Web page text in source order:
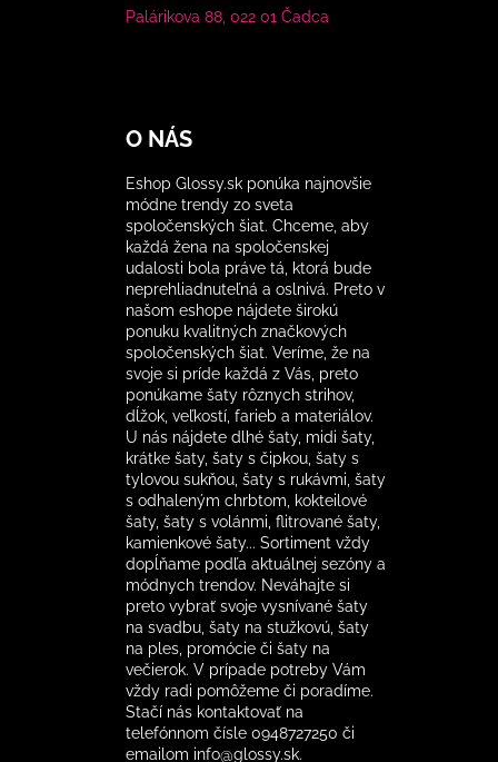
Palárikova 88, 022 01 Čadca
O NÁS
Eshop Glossy.sk ponúka najnovšie
módne trendy zo sveta
spoločenských šiat. Chceme, aby
každá žena na spoločenskej
udalosti bola práve tá, ktorá bude
neprehliadnuteľná a oslnivá. Preto v
našom eshope nájdete širokú
ponuku kvalitných značkových
spoločenských šiat. Veríme, že na
svoje si príde každá z Vás, preto
ponúkame šaty rôznych strihov,
dĺžok, veľkostí, farieb a materiálov.
U nás nájdete dlhé šaty, midi šaty,
krátke šaty, šaty s čipkou, šaty s
tylovou sukňou, šaty s rukávmi, šaty
s odhaleným chrbtom, kokteilové
šaty, šaty s volánmi, flitrované šaty,
kamienkové šaty... Sortiment vždy
dopĺňame podľa aktuálnej sezóny a
módnych trendov. Neváhajte si
preto vybrať svoje vysnívané šaty
na svadbu, šaty na stužkovú, šaty
na ples, promócie či šaty na
večierok. V prípade potreby Vám
vždy radi pomôžeme či poradíme.
Stačí nás kontaktovať na
telefónnom čísle 0948727250 či
emailom info@glossy.sk.